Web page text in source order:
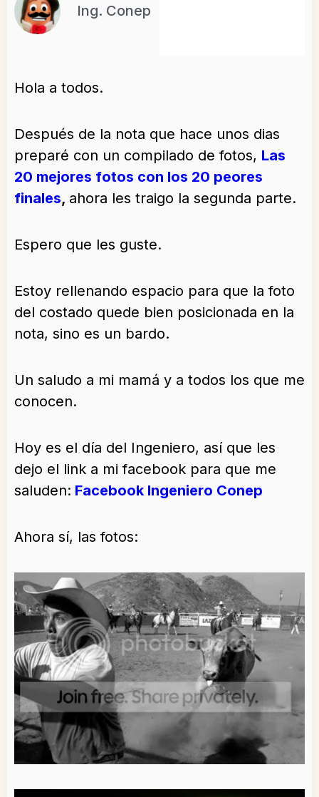
Ing. Conep
Hola a todos.
Después de la nota que hace unos dias
preparé con un compilado de fotos, Las
20 mejores fotos con los 20 peores
finales, ahora les traigo la segunda parte.
Espero que les guste.
Estoy rellenando espacio para que la foto
del costado quede bien posicionada en la
nota, sino es un bardo.
Un saludo a mi mamá y a todos los que me
conocen.
Hoy es el día del Ingeniero, así que les
dejo el link a mi facebook para que me
saluden: Facebook Ingeniero Conep
Ahora sí, las fotos: